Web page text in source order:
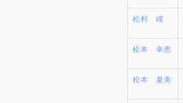
松村 瞳
松本 幸恵
松本 夏美